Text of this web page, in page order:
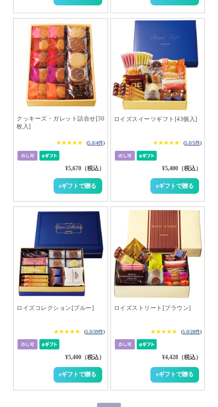
クッキーズ・ガレット詰合せ[30
枚入]
★★★★★
★★★★★ (5.0/4件)
¥5,670（税込）
ロイズスイーツギフト[43個入]
★★★★★
★★★★★ (5.0/5件)
¥5,400（税込）
ロイズコレクション[ブルー]
★★★★★
★★★★★ (5.0/39件)
¥5,400（税込）
ロイズストリート[ブラウン]
★★★★★
★★★★★ (5.0/28件)
¥4,428（税込）